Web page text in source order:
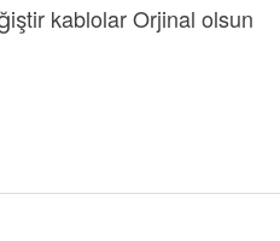
kablolar Orjinal olsun